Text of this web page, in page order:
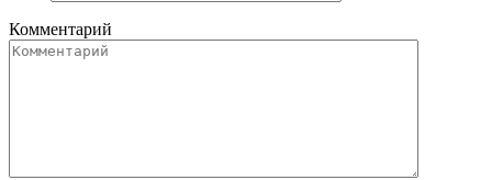
Комментарий